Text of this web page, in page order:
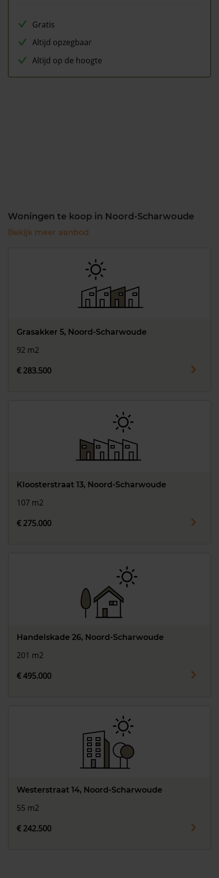
Gratis
Altijd opzegbaar
Altijd op de hoogte
Woningen te koop in Noord-Scharwoude
Bekijk meer aanbod
Grasakker 5, Noord-Scharwoude
92 m2
€ 283.500
Kloosterstraat 13, Noord-Scharwoude
107 m2
€ 275.000
Handelskade 26, Noord-Scharwoude
201 m2
€ 495.000
Westerstraat 14, Noord-Scharwoude
55 m2
€ 242.500